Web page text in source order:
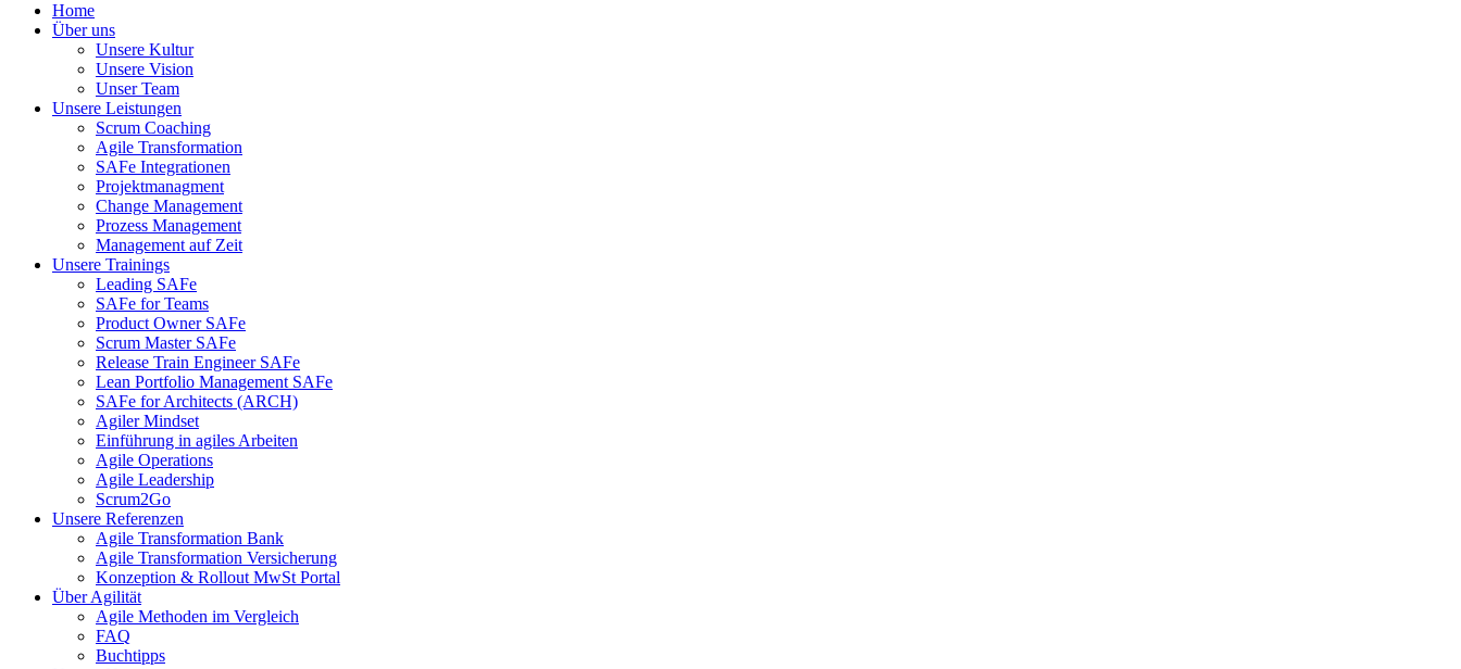
Home
Über uns
Unsere Kultur
Unsere Vision
Unser Team
Unsere Leistungen
Scrum Coaching
Agile Transformation
SAFe Integrationen
Projektmanagment
Change Management
Prozess Management
Management auf Zeit
Unsere Trainings
Leading SAFe
SAFe for Teams
Product Owner SAFe
Scrum Master SAFe
Release Train Engineer SAFe
Lean Portfolio Management SAFe
SAFe for Architects (ARCH)
Agiler Mindset
Einführung in agiles Arbeiten
Agile Operations
Agile Leadership
Scrum2Go
Unsere Referenzen
Agile Transformation Bank
Agile Transformation Versicherung
Konzeption & Rollout MwSt Portal
Über Agilität
Agile Methoden im Vergleich
FAQ
Buchtipps